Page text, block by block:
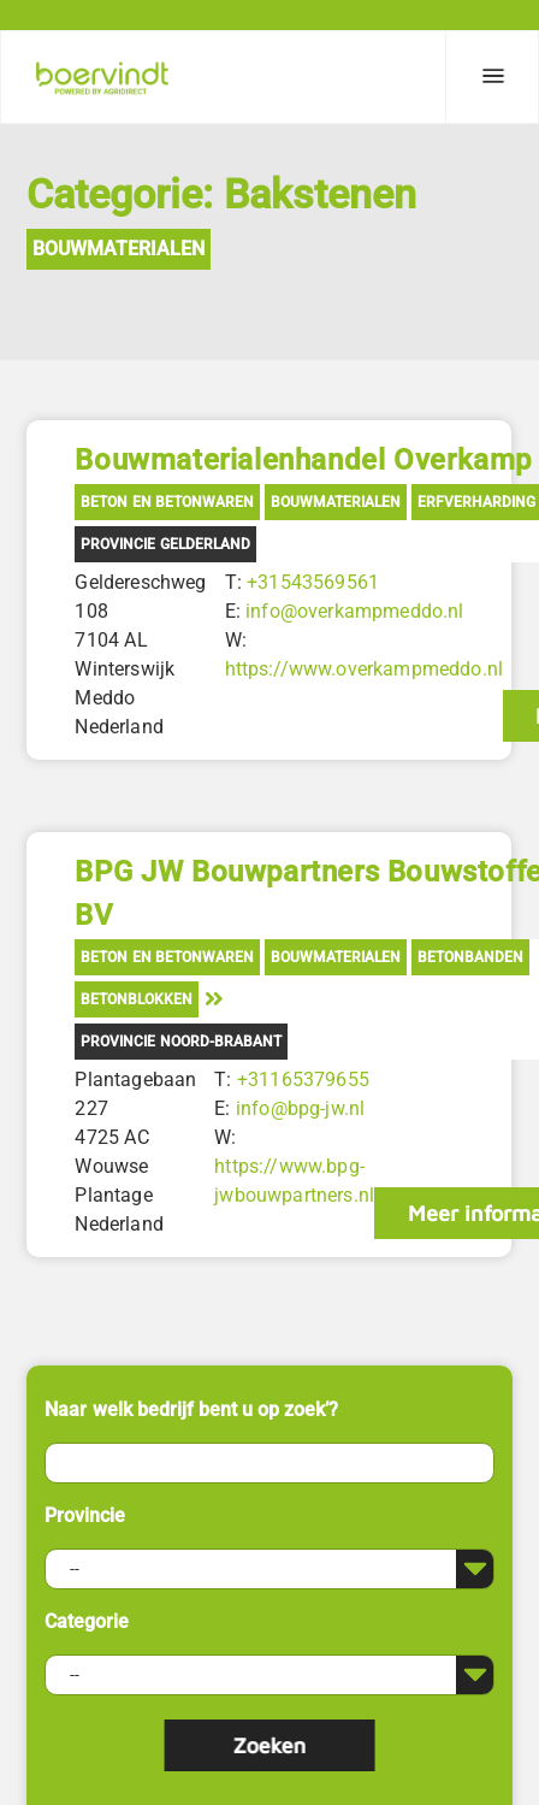
Categorie: Bakstenen
BOUWMATERIALEN
Bouwmaterialenhandel
BETON EN BETONWAREN BOUWMATERIALEN ERFVERHARDING
PROVINCIE GELDERLAND
Geldereschweg
108
7104 AL
Winterswijk
Meddo
Nederland
T:+31543569561
E: info@overkampmeddo.nl
W:
https://www.overkampmeddo.nl
BPG JW Bouwpartners
BV
BETON EN BETONWAREN BOUWMATERIALEN BETONBANDEN
BETONBLOKKEN
PROVINCIE NOORD-BRABANT
Plantagebaan
227
4725 AC
Wouwse
Plantage
Nederland
T: +31165379655
E: info@bpg-jw.nl
W:
https://www.bpg-
jwbouwpartners.nl
Meer
Naar welk bedrijf bent u op zoek’?
Provincie
Categorie